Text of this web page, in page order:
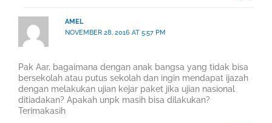
AMEL
NOVEMBER 28, 2016 AT 5:57 PM
Pak Aar, bagaimana dengan anak bangsa yang tidak bisa
bersekolah atau putus sekolah dan ingin mendapat ijazah
dengan melakukan ujian kejar paket jika ujian nasional
ditiadakan? Apakah unpk masih bisa dilakukan?
Terimakasih